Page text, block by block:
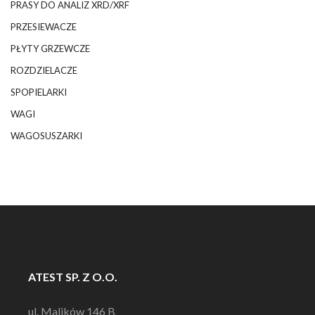
PRASY DO ANALIZ XRD/XRF
PRZESIEWACZE
PŁYTY GRZEWCZE
ROZDZIELACZE
SPOPIELARKI
WAGI
WAGOSUSZARKI
ATEST SP. Z O.O.
ul. Malików 146 B